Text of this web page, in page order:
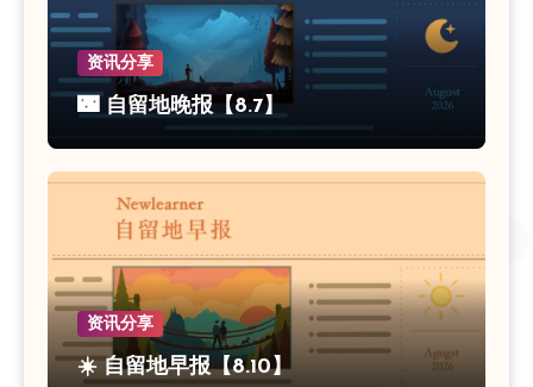
资讯分享
🌃 自留地晚报【8.7】
资讯分享
☀️ 自留地早报【8.10】